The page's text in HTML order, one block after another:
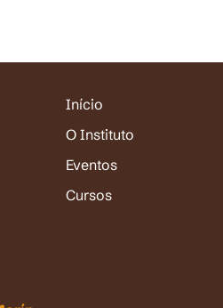
Início
O Instituto
Eventos
Cursos